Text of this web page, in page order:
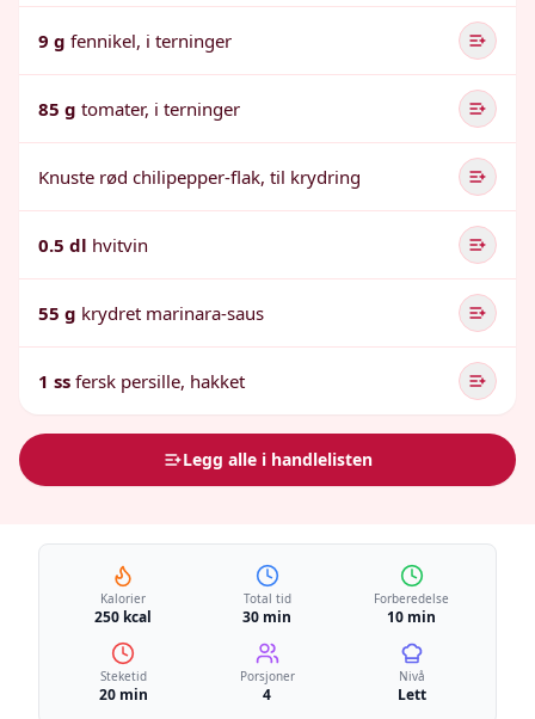
9 g fennikel, i terninger
85 g tomater, i terninger
Knuste rød chilipepper-flak, til krydring
0.5 dl hvitvin
55 g krydret marinara-saus
1 ss fersk persille, hakket
Legg alle i handlelisten
Kalorier
250 kcal
Total tid
30 min
Forberedelse
10 min
Steketid
20 min
Porsjoner
4
Nivå
Lett